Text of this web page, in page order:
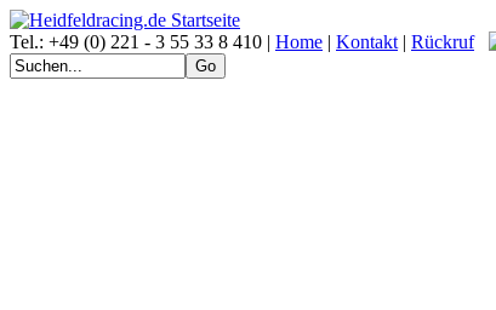
Tel.: +49 (0) 221 - 3 55 33 8 410 | Home | Kontakt | Rückruf